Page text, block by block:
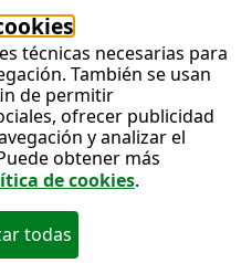
técnicas necesarias para
También se usan
de permitir
ofrecer publicidad
y analizar el
obtener más
de cookies.